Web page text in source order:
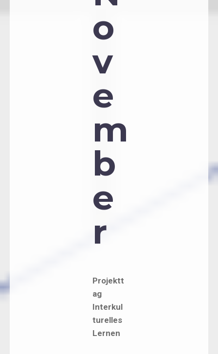
o
v
e
m
b
e
r
Projektt
ag
Interkul
turelles
Lernen